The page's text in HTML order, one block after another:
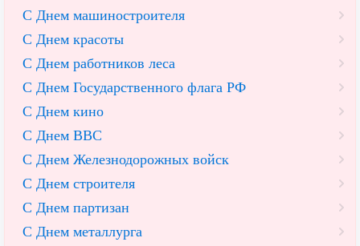
С Днем машиностроителя
С Днем красоты
С Днем работников леса
С Днем Государственного флага РФ
С Днем кино
С Днем ВВС
С Днем Железнодорожных войск
С Днем строителя
С Днем партизан
С Днем металлурга